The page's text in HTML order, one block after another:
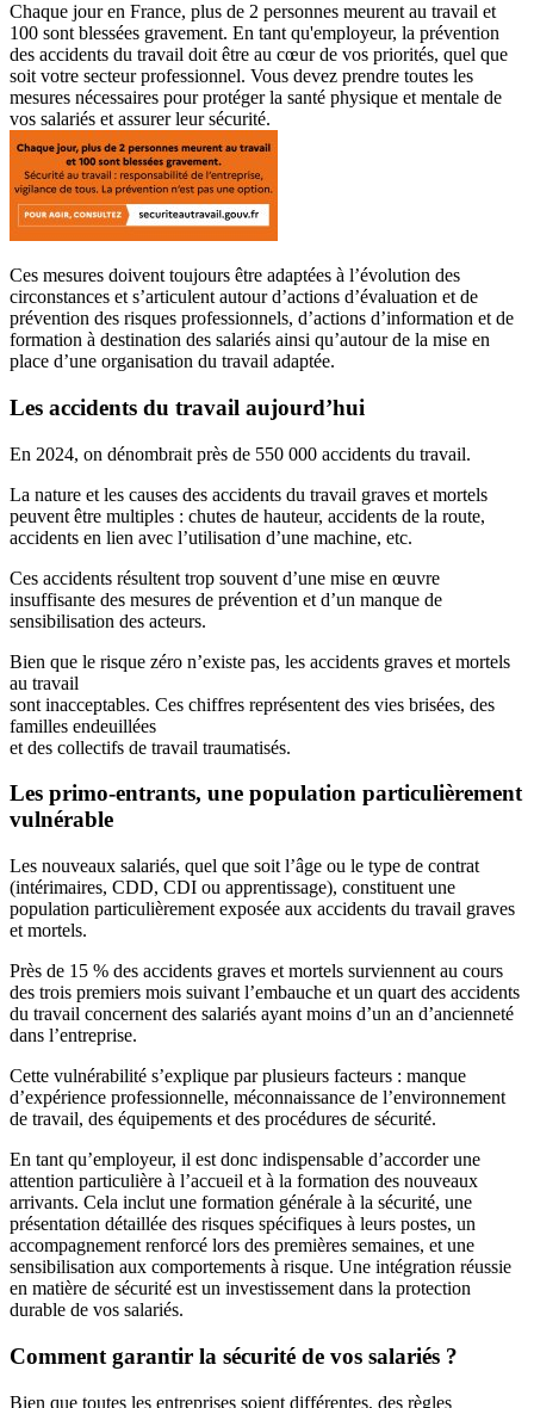
Chaque jour en France, plus de 2 personnes meurent au travail et
100 sont blessées gravement. En tant qu'employeur, la prévention
des accidents du travail doit être au cœur de vos priorités, quel que
soit votre secteur professionnel. Vous devez prendre toutes les
mesures nécessaires pour protéger la santé physique et mentale de
vos salariés et assurer leur sécurité.
Ces mesures doivent toujours être adaptées à l’évolution des
circonstances et s’articulent autour d’actions d’évaluation et de
prévention des risques professionnels, d’actions d’information et de
formation à destination des salariés ainsi qu’autour de la mise en
place d’une organisation du travail adaptée.
Les accidents du travail aujourd’hui
En 2024, on dénombrait près de 550 000 accidents du travail.
La nature et les causes des accidents du travail graves et mortels
peuvent être multiples : chutes de hauteur, accidents de la route,
accidents en lien avec l’utilisation d’une machine, etc.
Ces accidents résultent trop souvent d’une mise en œuvre
insuffisante des mesures de prévention et d’un manque de
sensibilisation des acteurs.
Bien que le risque zéro n’existe pas, les accidents graves et mortels
au travail
sont inacceptables. Ces chiffres représentent des vies brisées, des
familles endeuillées
et des collectifs de travail traumatisés.
Les primo-entrants, une population particulièrement
vulnérable
Les nouveaux salariés, quel que soit l’âge ou le type de contrat
(intérimaires, CDD, CDI ou apprentissage), constituent une
population particulièrement exposée aux accidents du travail graves
et mortels.
Près de 15 % des accidents graves et mortels surviennent au cours
des trois premiers mois suivant l’embauche et un quart des accidents
du travail concernent des salariés ayant moins d’un an d’ancienneté
dans l’entreprise.
Cette vulnérabilité s’explique par plusieurs facteurs : manque
d’expérience professionnelle, méconnaissance de l’environnement
de travail, des équipements et des procédures de sécurité.
En tant qu’employeur, il est donc indispensable d’accorder une
attention particulière à l’accueil et à la formation des nouveaux
arrivants. Cela inclut une formation générale à la sécurité, une
présentation détaillée des risques spécifiques à leurs postes, un
accompagnement renforcé lors des premières semaines, et une
sensibilisation aux comportements à risque. Une intégration réussie
en matière de sécurité est un investissement dans la protection
durable de vos salariés.
Comment garantir la sécurité de vos salariés ?
Bien que toutes les entreprises soient différentes, des règles